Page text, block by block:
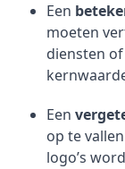
Een
moeten
diensten
Een
op te
logo’s